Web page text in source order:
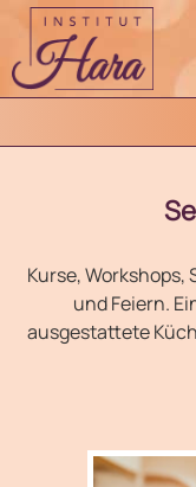
Skip
content
Kurse, Workshops,
und Feiern.
ausgestattete